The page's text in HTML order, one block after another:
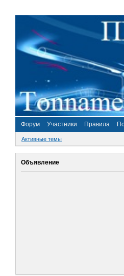
Форум Участники Правила
Активные темы
Объявление